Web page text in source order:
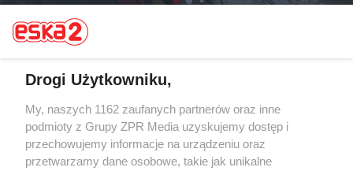
Drogi Użytkowniku,
My, naszych 1162 zaufanych partnerów oraz inne
podmioty z Grupy ZPR Media uzyskujemy dostęp i
przechowujemy informacje na urządzeniu oraz
przetwarzamy dane osobowe, takie jak unikalne